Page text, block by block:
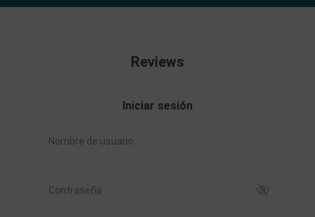
Reviews
Iniciar sesión